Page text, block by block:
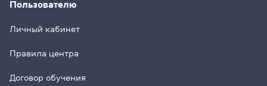
Пользователю
Личный кабинет
Правила центра
Договор обучения